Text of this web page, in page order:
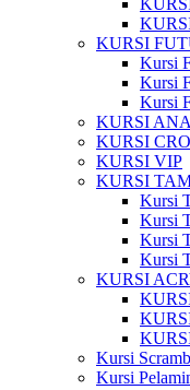
KURSI
Kursi
Kursi
Kursi
KURSI
KURSI
KURSI VIP
KURSI
Kursi
Kursi
Kursi
Kursi
KURSI
Kursi
Kursi